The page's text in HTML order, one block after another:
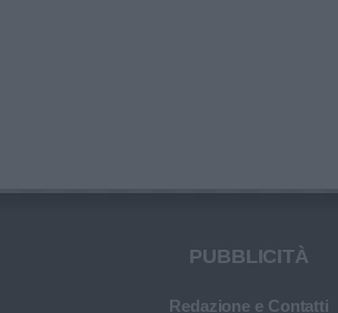
PUBBLICITÀ
Redazione e Contatti